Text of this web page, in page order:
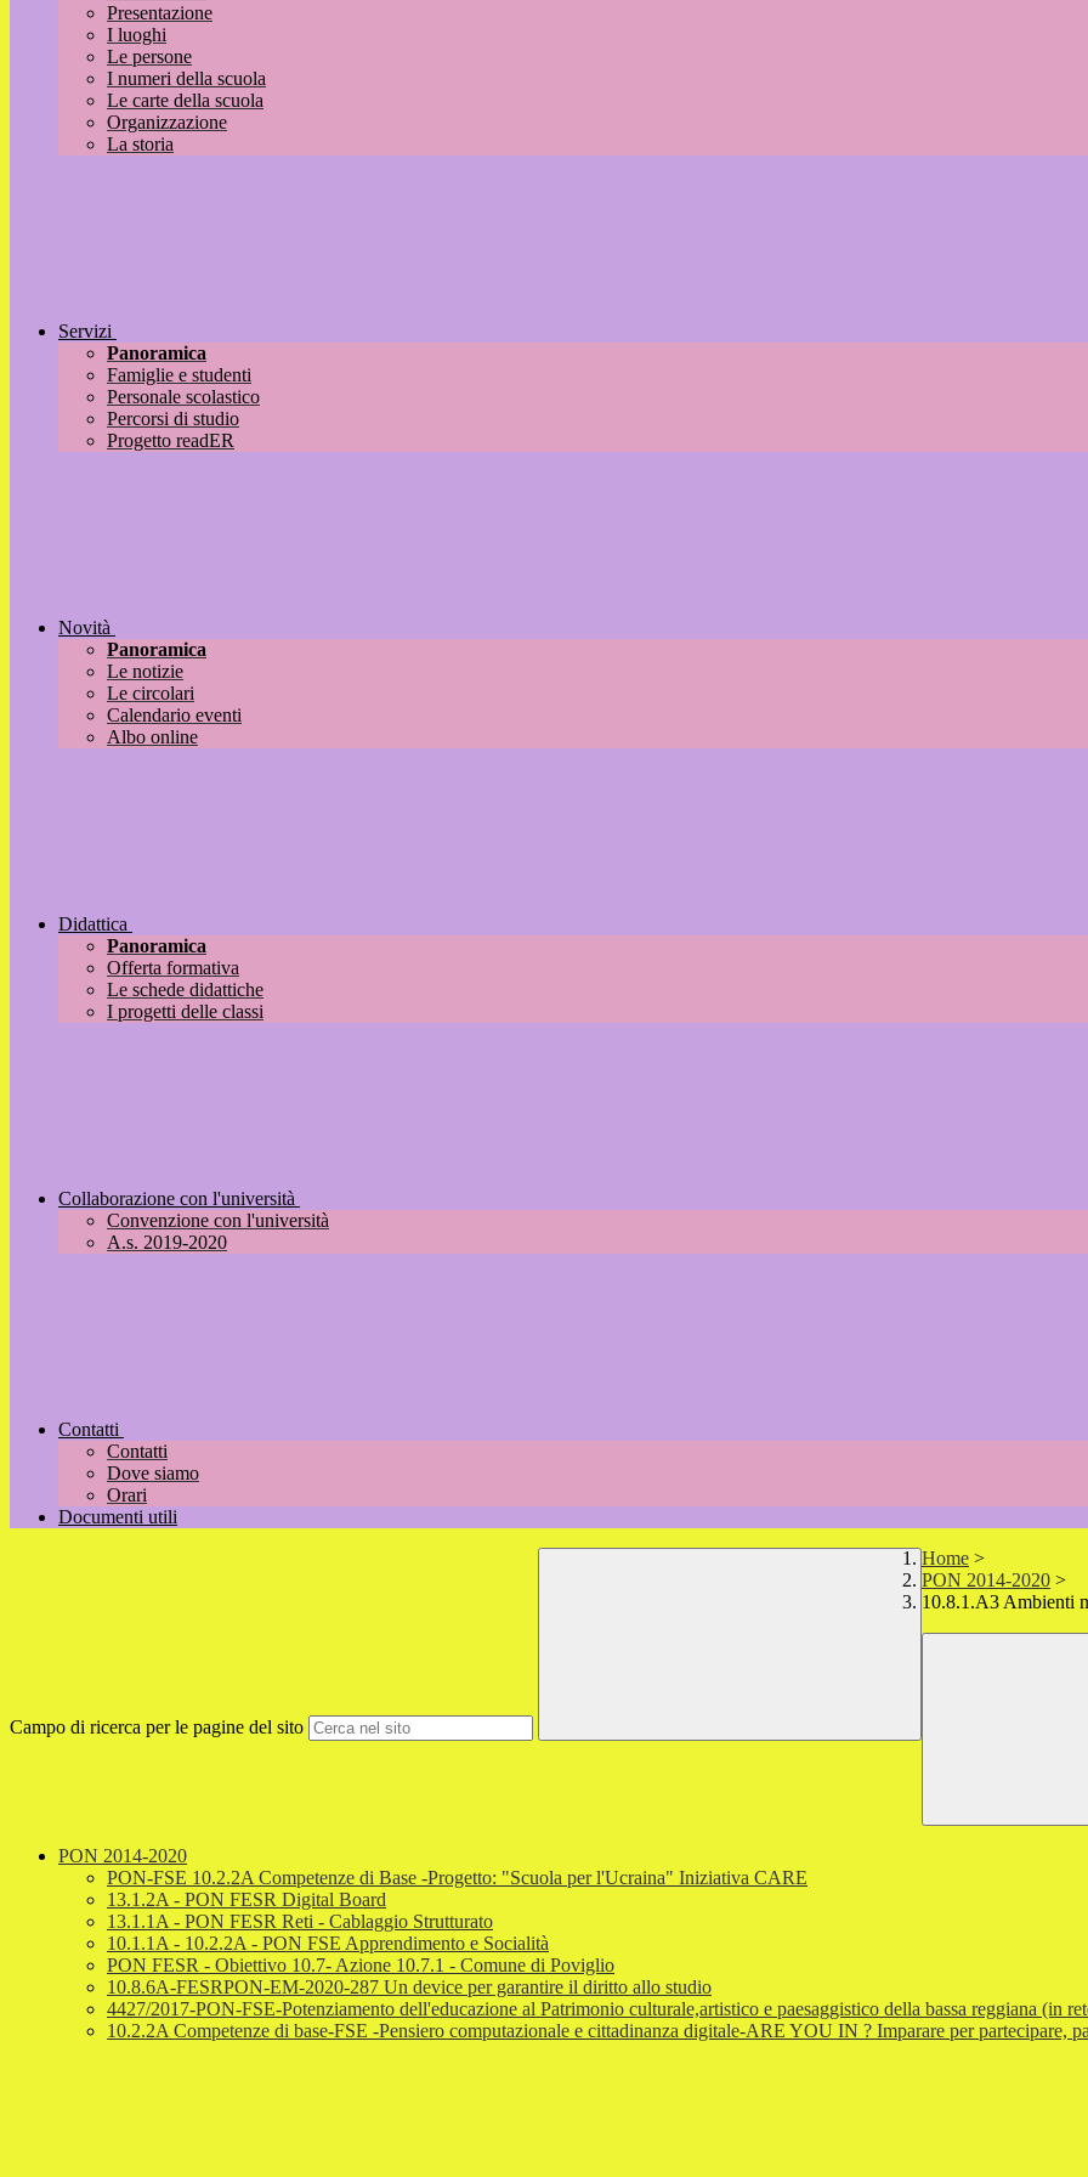
Presentazione
I luoghi
Le persone
I numeri della scuola
Le carte della scuola
Organizzazione
La storia
Servizi
Panoramica
Famiglie e studenti
Personale scolastico
Percorsi di studio
Progetto readER
Novità
Panoramica
Le notizie
Le circolari
Calendario eventi
Albo online
Didattica
Panoramica
Offerta formativa
Le schede didattiche
I progetti delle classi
Collaborazione con l'università
Convenzione con l'università
A.s. 2019-2020
Contatti
Contatti
Dove siamo
Orari
Documenti utili
Campo di ricerca per le pagine del sito
Home >
PON 2014-2020 >
10.8.1.A3 Ambienti
PON 2014-2020
PON-FSE 10.2.2A Competenze di Base -Progetto: "Scuola per l'Ucraina" Iniziativa CARE
13.1.2A - PON FESR Digital Board
13.1.1A - PON FESR Reti - Cablaggio Strutturato
10.1.1A - 10.2.2A - PON FSE Apprendimento e Socialità
PON FESR - Obiettivo 10.7- Azione 10.7.1 - Comune di Poviglio
10.8.6A-FESRPON-EM-2020-287 Un device per garantire il diritto allo studio
4427/2017-PON-FSE-Potenziamento dell'educazione al Patrimonio culturale,artistico e paesaggistico della bassa reggiana (in
10.2.2A Competenze di base-FSE -Pensiero computazionale e cittadinanza digitale-ARE YOU IN ? Imparare per partecipare,